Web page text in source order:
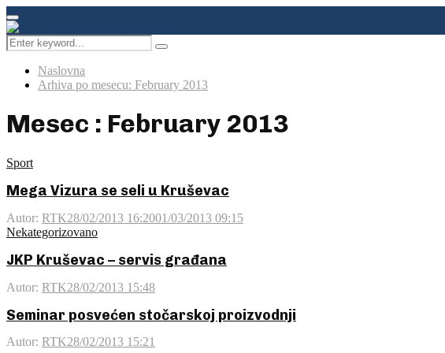
Facebook
Instagram
Youtube
Primary
Menu
Search
for:
Pretraga
Naslovna
Arhiva po mesecu: February 2013
Mesec : February 2013
Sport
Mega Vizura se seli u Kruševac
Autor: RTK28/02/2013 16:2001/03/2013 09:15
Nekategorizovano
JKP Kruševac – servis građana
Autor: RTK28/02/2013 15:48
Seminar posvećen stočarskoj proizvodnji
Autor: RTK28/02/2013 15:21